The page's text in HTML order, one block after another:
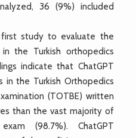
36 (9%) included
first study to evaluate the
the Turkish orthopedics
indicate that ChatGPT
in the Turkish Orthopedics
(TOTBE) written
than the vast majority of
(98.7%). ChatGPT